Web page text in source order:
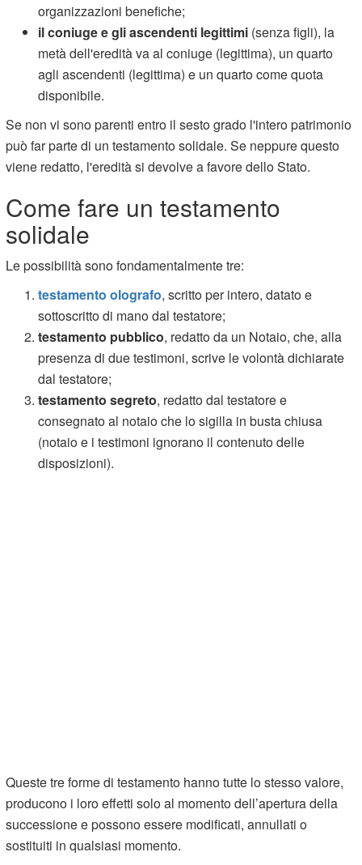
organizzazioni benefiche;
il coniuge e gli ascendenti legittimi (senza figli), la
metà dell'eredità va al coniuge (legittima), un quarto
agli ascendenti (legittima) e un quarto come quota
disponibile.
Se non vi sono parenti entro il sesto grado l'intero patrimonio
può far parte di un testamento solidale. Se neppure questo
viene redatto, l'eredità si devolve a favore dello Stato.
Come fare un testamento
solidale
Le possibilità sono fondamentalmente tre:
testamento olografo, scritto per intero, datato e
sottoscritto di mano dal testatore;
testamento pubblico, redatto da un Notaio, che, alla
presenza di due testimoni, scrive le volontà dichiarate
dal testatore;
testamento segreto, redatto dal testatore e
consegnato al notaio che lo sigilla in busta chiusa
(notaio e i testimoni ignorano il contenuto delle
disposizioni).
Queste tre forme di testamento hanno tutte lo stesso valore,
producono i loro effetti solo al momento dell’apertura della
successione e possono essere modificati, annullati o
sostituiti in qualsiasi momento.